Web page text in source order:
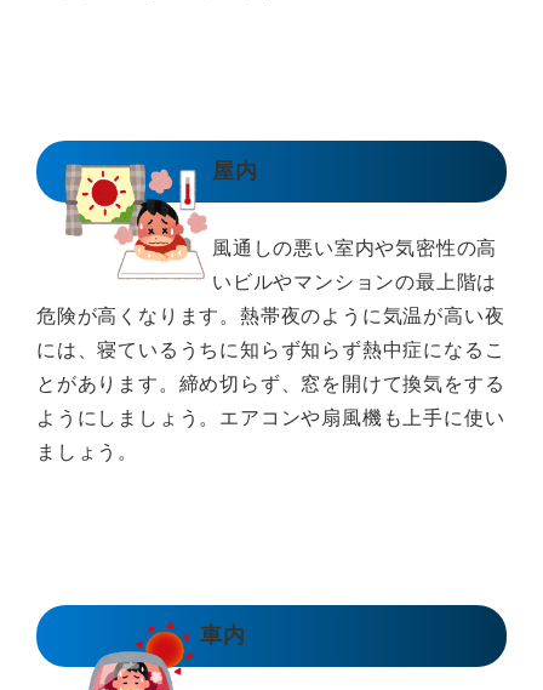
屋内
風通しの悪い室内や気密性の高
いビルやマンションの最上階は
危険が高くなります。熱帯夜のように気温が高い夜
には、寝ているうちに知らず知らず熱中症になるこ
とがあります。締め切らず、窓を開けて換気をする
ようにしましょう。エアコンや扇風機も上手に使い
ましょう。
車内